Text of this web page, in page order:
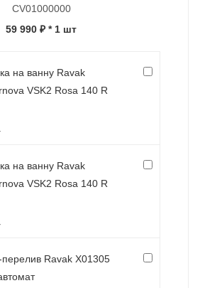
CV01000000
59 990 ₽ * 1 шт
на ванну Ravak
VSK2 Rosa 140 R
на ванну Ravak
VSK2 Rosa 140 R
Ravak X01305